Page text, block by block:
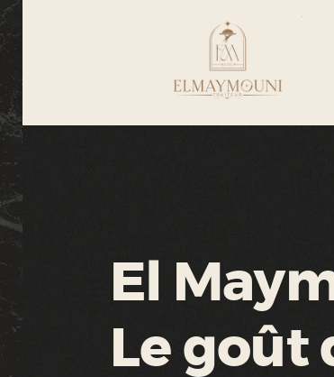
El
Le goût